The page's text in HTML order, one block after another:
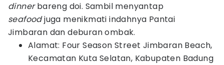
dinnerbareng doi. Sambil menyantap
seafoodjuga menikmati indahnya Pantai
Jimbaran dan deburan ombak.
Alamat: Four Season Street Jimbaran Beach,
Kecamatan Kuta Selatan, Kabupaten Badung